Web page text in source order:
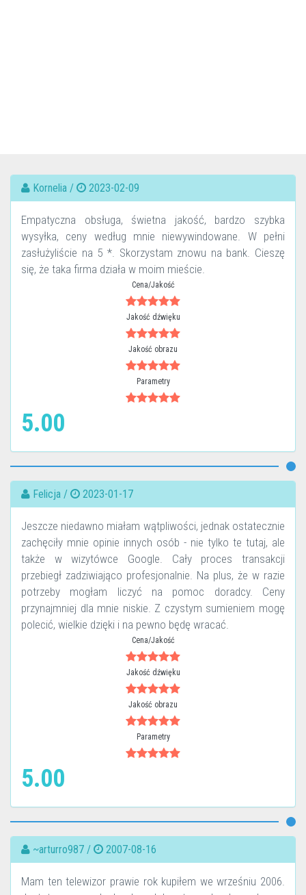
Kornelia / 2023-02-09
Empatyczna obsługa, świetna jakość, bardzo szybka
wysyłka, ceny według mnie niewywindowane. W pełni
zasłużyliście na 5 *. Skorzystam znowu na bank. Cieszę
się, że taka firma działa w moim mieście.
Cena/Jakość
Jakość dźwięku
Jakość obrazu
Parametry
5.00
Felicja / 2023-01-17
Jeszcze niedawno miałam wątpliwości, jednak ostatecznie
zachęciły mnie opinie innych osób - nie tylko te tutaj, ale
także w wizytówce Google. Cały proces transakcji
przebiegł zadziwiająco profesjonalnie. Na plus, że w razie
potrzeby mogłam liczyć na pomoc doradcy. Ceny
przynajmniej dla mnie niskie. Z czystym sumieniem mogę
polecić, wielkie dzięki i na pewno będę wracać.
Cena/Jakość
Jakość dźwięku
Jakość obrazu
Parametry
5.00
~arturro987 / 2007-08-16
Mam ten telewizor prawie rok kupiłem we wrześniu 2006.